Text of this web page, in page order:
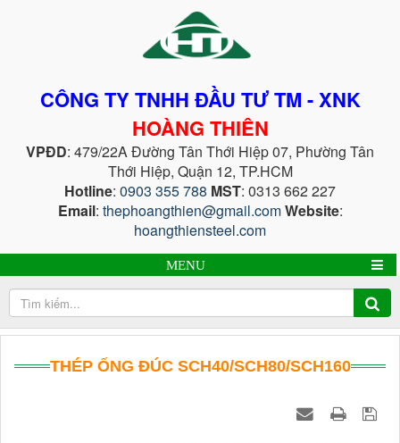
CÔNG TY TNHH ĐẦU TƯ TM - XNK
HOÀNG THIÊN
VPĐD: 479/22A Đường Tân Thới Hiệp 07, Phường Tân
Thới Hiệp, Quận 12, TP.HCM
Hotline: 0903 355 788 MST: 0313 662 227
Email: thephoangthien@gmail.comWebsite:
hoangthiensteel.com
MENU
THÉP ỐNG ĐÚC SCH40/SCH80/SCH160